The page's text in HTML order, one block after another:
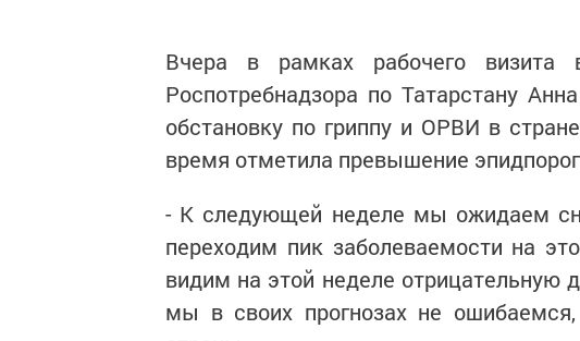
Вчера в рамках рабочего визита
Роспотребнадзора по Татарстану
обстановку по гриппу и ОРВИ в
время отметила превышение
- К следующей неделе мы ожидаем
переходим пик заболеваемости на
видим на этой неделе отрицательную
мы в своих прогнозах не